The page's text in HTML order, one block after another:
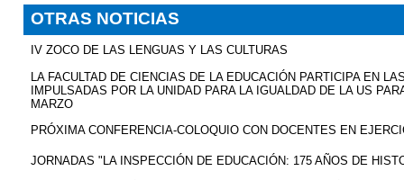
OTRAS NOTICIAS
IV ZOCO DE LAS LENGUAS Y LAS CULTURAS
LA FACULTAD DE CIENCIAS DE LA EDUCACIÓN PARTICIPA EN
IMPULSADAS POR LA UNIDAD PARA LA IGUALDAD DE LA US
MARZO
PRÓXIMA CONFERENCIA-COLOQUIO CON DOCENTES EN
JORNADAS "LA INSPECCIÓN DE EDUCACIÓN: 175 AÑOS DE